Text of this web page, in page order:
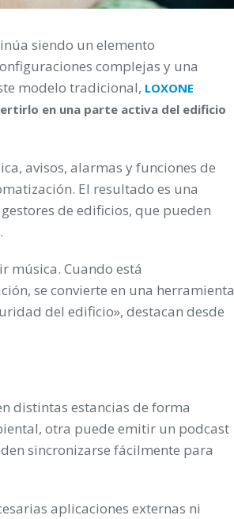
siendo un elemento
complejas y una
modelo tradicional, LOXONE
en una parte activa del edificio
avisos, alarmas y funciones de
El resultado es una
de edificios, que pueden
música. Cuando está
se convierte en una herramienta
del edificio», destacan desde
distintas estancias de forma
otra puede emitir un podcast
sincronizarse fácilmente para
aplicaciones externas ni